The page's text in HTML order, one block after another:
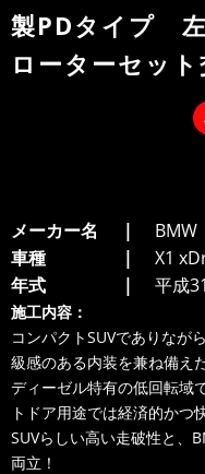
製PDタイプ
ローターセッ
メーカー名
BMW
車種
X1
年式
平成
施工内容：
コンパクトSUVでありなが
級感のある内装を兼ね備え
ディーゼル特有の低回転域
トドア用途では経済的かつ
SUVらしい高い走破性と、
両立！